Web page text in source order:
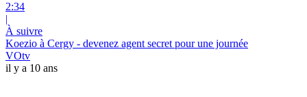
2:34
|
À suivre
Koezio à Cergy - devenez agent secret pour une journée
VOtv
il y a 10 ans